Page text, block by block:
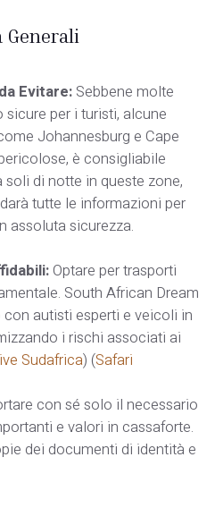
Generali
Evitare: Sebbene molte
per i turisti, alcune
Johannesburg e Cape
è consigliabile
di notte in queste zone,
tutte le informazioni per
assoluta sicurezza.
Optare per trasporti
South African Dream
autisti esperti e veicoli in
i rischi associati ai
Sudafrica)​​ (Safari
con sé solo il necessario
e valori in cassaforte.
dei documenti di identità e